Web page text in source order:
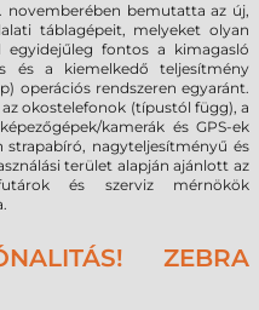
novemberében bemutatta az új,
táblagépeit, melyeket olyan
fontos a kimagasló
és a kiemelkedő teljesítmény
operációs rendszeren egyaránt.
okostelefonok (típustól függ), a
kamerák és GPS-ek
nagyteljesítményű és
terület alapján ajánlott az
és szerviz mérnökök
ZEBRA